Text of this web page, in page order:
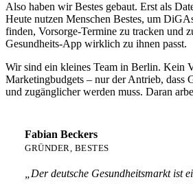
Also haben wir Bestes gebaut. Erst als
Heute nutzen Menschen Bestes, um
finden, Vorsorge-Termine zu tracken und
Gesundheits-App wirklich zu ihnen passt.
Wir sind ein kleines Team in Berlin. Kein
Marketingbudgets – nur der Antrieb, dass
und zugänglicher werden muss. Daran
Fabian Beckers
GRÜNDER, BESTES
„Der deutsche Gesundheitsmarkt ist